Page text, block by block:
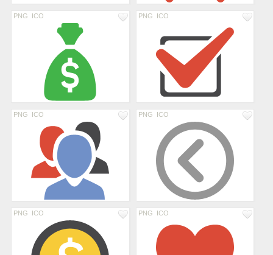
PNG ICO PNG ICO
PNG ICO PNG ICO
PNG ICO PNG ICO